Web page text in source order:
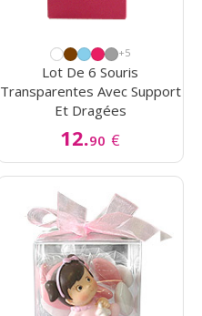
+5
Lot De 6 Souris
Transparentes Avec Support
Et Dragées
12.90 €